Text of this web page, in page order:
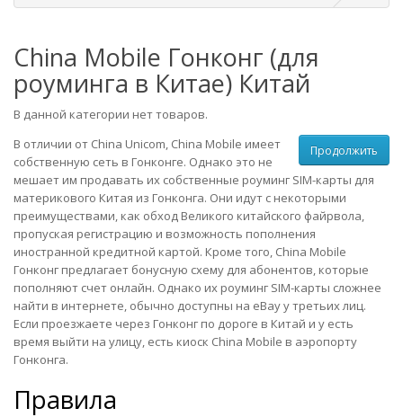
China Mobile Гонконг (для
роуминга в Китае) Китай
В данной категории нет товаров.
Продолжить
В отличии от China Unicom, China Mobile имеет
собственную сеть в Гонконге. Однако это не
мешает им продавать их собственные роуминг SIM-карты для
материкового Китая из Гонконга. Они идут с некоторыми
преимуществами, как обход Великого китайского файрвола,
пропуская регистрацию и возможность пополнения
иностранной кредитной картой. Кроме того, China Mobile
Гонконг предлагает бонусную схему для абонентов, которые
пополняют счет онлайн. Однако их роуминг SIM-карты сложнее
найти в интернете, обычно доступны на eBay у третьих лиц.
Если проезжаете через Гонконг по дороге в Китай и у есть
время выйти на улицу, есть киоск China Mobile в аэропорту
Гонконга.
Правила